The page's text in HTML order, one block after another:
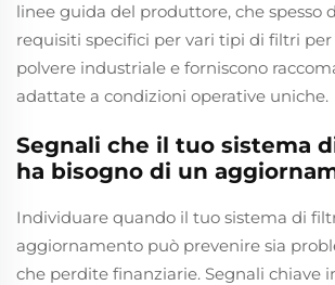
linee guida del produttore, che spesso
requisiti specifici per vari tipi di filtri per
polvere industriale e forniscono
adattate a condizioni operative uniche.
Segnali che il tuo sistema
ha bisogno di un
Individuare quando il tuo sistema di
aggiornamento può prevenire sia
che perdite finanziarie. Segnali chiave